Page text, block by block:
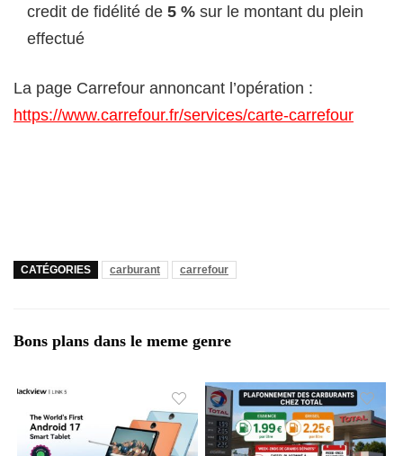
credit de fidélité de 5 % sur le montant du plein
effectué
La page Carrefour annoncant l’opération :
https://www.carrefour.fr/services/carte-carrefour
CATÉGORIES carburant carrefour
Bons plans dans le meme genre